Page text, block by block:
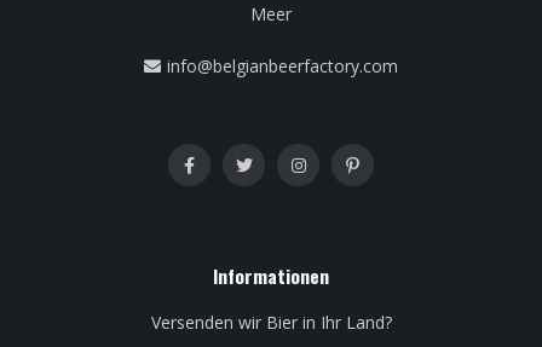
Meer
info@belgianbeerfactory.com
Informationen
Versenden wir Bier in Ihr Land?